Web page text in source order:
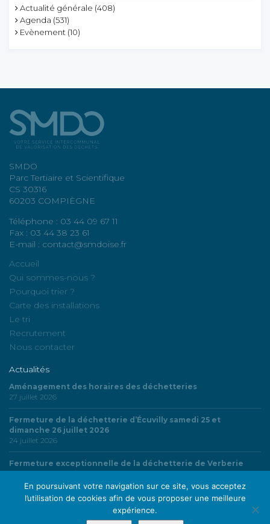
Actualité générale (408)
Agenda (531)
Evènement (10)
SMDO
Parc Tertiaire et Scientifique
CS 30316
60203 COMPIÈGNE
Téléphone : 03 44 09 67 11
Fax : 03 44 38 23 61
E-mail : contact@smdoise.fr
Accueil
Qui sommes-nous ?
Pourquoi trier ?
Carte des installations
Le tri
Recrutement
Nous contacter
Actualités
Aménagement des horaires des déchetteries
27 juillet 2026
Fermeture de la déchetterie d’Écuvilly samedi 25 et
dimanche 26 juillet 2026
24 juillet 2026
Fermeture exceptionnelle de la déchetterie de Verberie
24 juillet 2026
© SMDO | Syndicat Mixte du Département de l’Oise - Tous droits réservés |
En poursuivant votre navigation sur ce site, vous acceptez
l’utilisation de cookies afin de vous proposer une meilleure
expérience.